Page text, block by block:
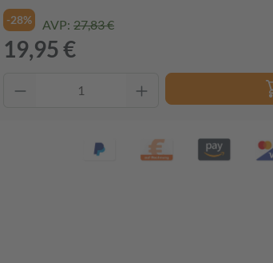
-28% AVP: 27,83 €
19,95 €